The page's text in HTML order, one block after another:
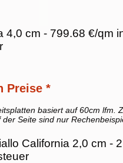
4,0 cm - 799.68 €/qm
Preise *
basiert auf 60cm lfm.
Seite sind nur
California 2,0 cm -